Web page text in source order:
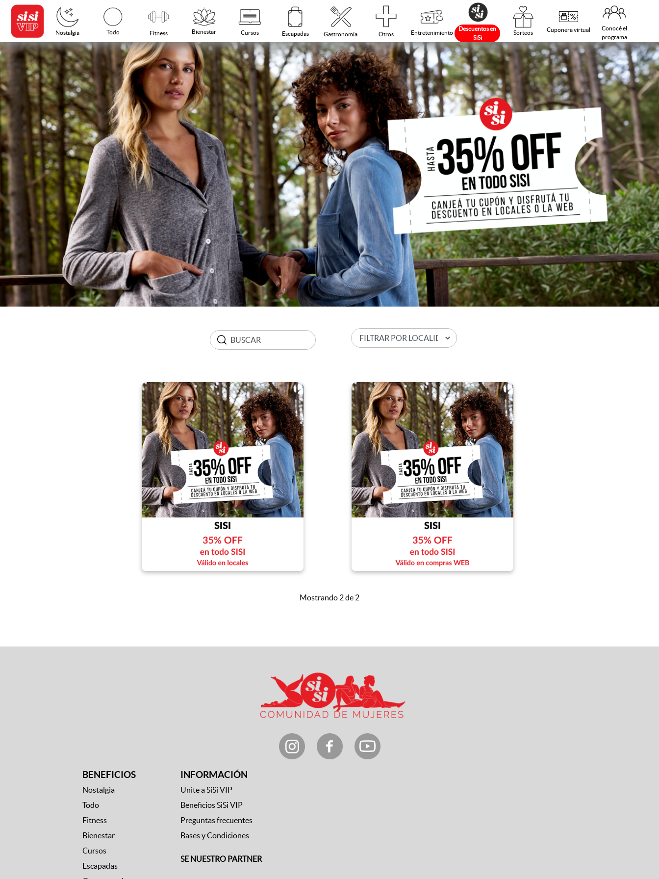
Nostalgia Todo Fitness Bienestar Cursos Escapadas Gastronomía Otros Entretenimiento
Descuentos en
SiSi
Sorteos Cuponera virtual
Conocé el
programa
Mostrando 2 de 2
BENEFICIOS
Nostalgia
Todo
Fitness
Bienestar
Cursos
Escapadas
INFORMACIÓN
Unite a SiSi VIP
Beneficios SiSi VIP
Preguntas frecuentes
Bases y Condiciones
SE NUESTRO PARTNER